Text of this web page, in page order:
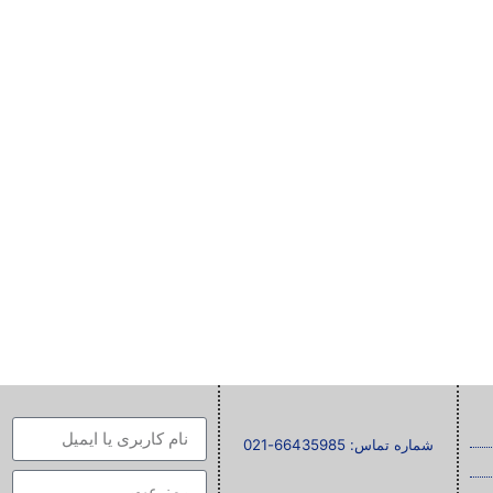
شماره تماس: 66435985-021